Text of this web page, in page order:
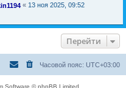
« 13 ноя 2025, 09:52
Перейти
Часовой пояс: UTC+03:00
Software © phpBB Limited